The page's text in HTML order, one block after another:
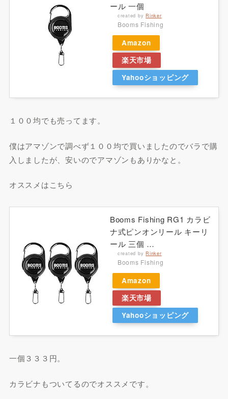
ール 一個
created byRinker
Booms Fishing
Amazon
楽天市場
Yahooショッピング
１００均でも売ってます。
僕はアマゾンで調べず１００均で買いましたのでバラで購
入しましたが、安いのでアマゾンもありかなと。
オススメはこちら
Booms Fishing RG1 カラビ
ナ式ピンオンリール キーリ
ール 三個 …
created byRinker
Booms Fishing
Amazon
楽天市場
Yahooショッピング
一個３３３円。
カラビナもついてるのでオススメです。